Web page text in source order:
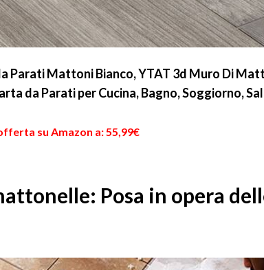
Parati Mattoni Bianco, YTAT 3d Muro Di
da Parati per Cucina, Bagno, Soggiorno,
su Amazon a: 55,99€
Posa in opera